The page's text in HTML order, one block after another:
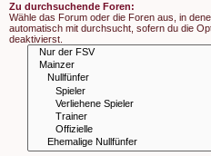
Zu durchsuchende Foren:
Wähle das Forum oder die Foren aus, in
automatisch mit durchsucht, sofern du die
deaktivierst.